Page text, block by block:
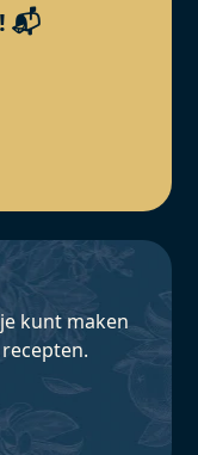
📬
kunt maken